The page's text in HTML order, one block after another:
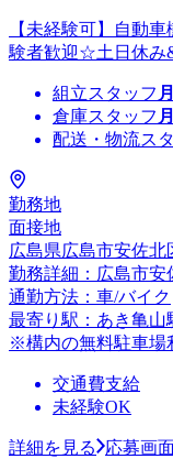
【未経験可】自動
験者歓迎☆土日休
組立スタッフ
倉庫スタッフ
配送・物流ス
勤務地
面接地
広島県広島市安佐北
勤務詳細：広島市安
通勤方法：車/バイク
最寄り駅：あき亀山
※構内の無料駐車場
交通費支給
未経験OK
詳細を見る
応募画